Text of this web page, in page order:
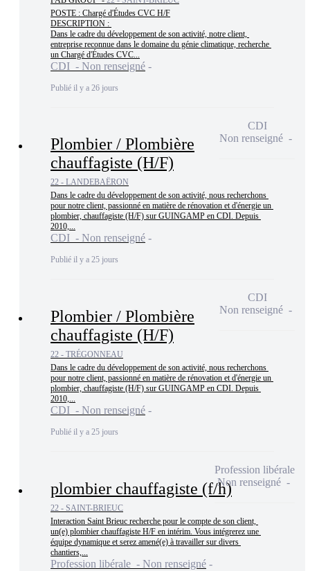
POSTE : Chargé d'Études CVC H/F
DESCRIPTION :
Dans le cadre du développement de son activité, notre client,
entreprise reconnue dans le domaine du génie climatique, recherche
un Chargé d'Études CVC...
CDI - Non renseigné
Publié il y a 26 jours
Plombier / Plombière
chauffagiste (H/F)
22 - LANDEBAËRON
Dans le cadre du développement de son activité, nous recherchons
pour notre client, passionné en matière de rénovation et d'énergie un
plombier, chauffagiste (H/F) sur GUINGAMP en CDI. Depuis
2010,...
CDI - Non renseigné
Publié il y a 25 jours
CDI
Non renseigné
Plombier / Plombière
chauffagiste (H/F)
22 - TRÉGONNEAU
Dans le cadre du développement de son activité, nous recherchons
pour notre client, passionné en matière de rénovation et d'énergie un
plombier, chauffagiste (H/F) sur GUINGAMP en CDI. Depuis
2010,...
CDI - Non renseigné
Publié il y a 25 jours
CDI
Non renseigné
plombier chauffagiste (f/h)
22 - SAINT-BRIEUC
Interaction Saint Brieuc recherche pour le compte de son client,
un(e) plombier chauffagiste H/F en intérim. Vous intégrerez une
équipe dynamique et serez amené(e) à travailler sur divers
chantiers,...
Profession libérale - Non renseigné
Profession libérale
Non renseigné